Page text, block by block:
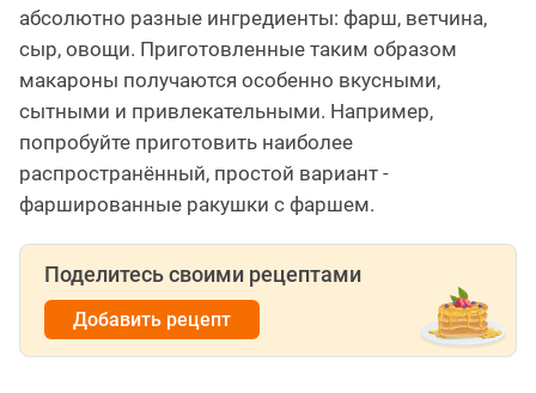
абсолютно разные ингредиенты: фарш, ветчина,
сыр, овощи. Приготовленные таким образом
макароны получаются особенно вкусными,
сытными и привлекательными. Например,
попробуйте приготовить наиболее
распространённый, простой вариант -
фаршированные ракушки с фаршем.
Поделитесь своими рецептами
Добавить рецепт